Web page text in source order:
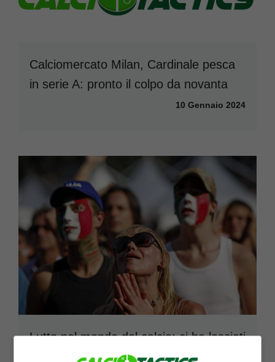
Calciomercato Milan, Cardinale pesca
in serie A: pronto il colpo da novanta
10 Gennaio 2024
Lutto nel mondo del calcio: ci ha lasciati
in queste ore, comunità sconvolta